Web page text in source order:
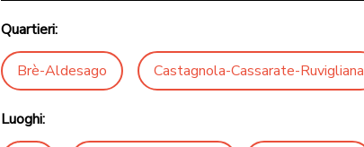
Quartieri:
Brè-Aldesago Castagnola-Cassarate-Ruvigliana
Luoghi: